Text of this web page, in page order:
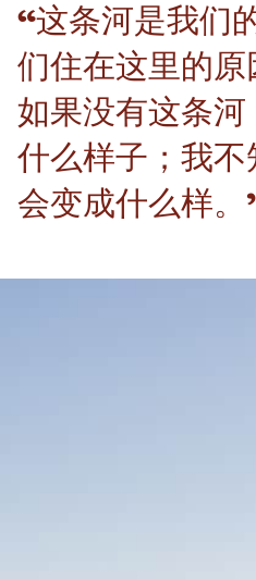
“这条河是我们
们住在这里的
如果没有这条
什么样子；我
会变成什么样。